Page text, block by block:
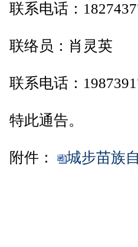
联系电话：
联络员：肖灵英
联系电话：
特此通告。
附件： 城步苗族